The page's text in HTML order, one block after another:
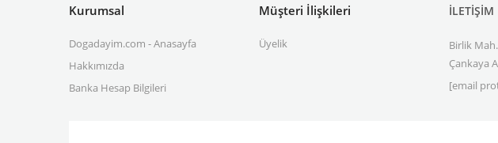
Kurumsal
Dogadayim.com - Anasayfa
Hakkımızda
Banka Hesap Bilgileri
Müşteri İlişkileri
Üyelik
İLETİŞİM
Birlik
Çankaya
[email